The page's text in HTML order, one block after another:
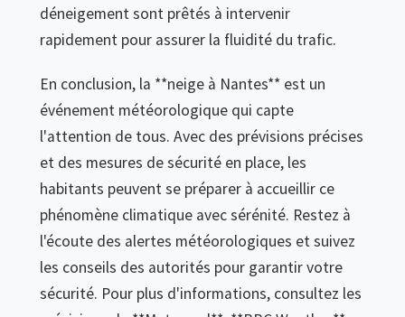
déneigement sont prêtés à intervenir
rapidement pour assurer la fluidité du trafic.
En conclusion, la **neige à Nantes** est un
événement météorologique qui capte
l'attention de tous. Avec des prévisions précises
et des mesures de sécurité en place, les
habitants peuvent se préparer à accueillir ce
phénomène climatique avec sérénité. Restez à
l'écoute des alertes météorologiques et suivez
les conseils des autorités pour garantir votre
sécurité. Pour plus d'informations, consultez les